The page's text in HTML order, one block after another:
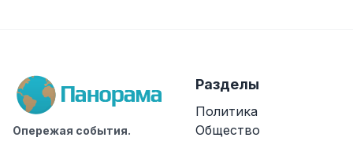
Опережая события.
Разделы
Политика
Общество